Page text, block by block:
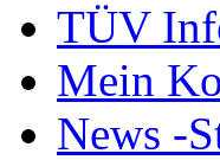
TÜV
Mein
News -